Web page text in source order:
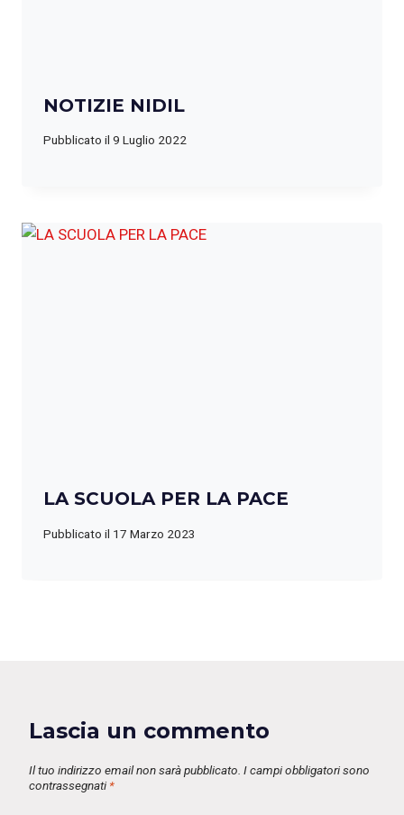
NOTIZIE NIDIL
Pubblicato il 9 Luglio 2022
LA SCUOLA PER LA PACE
Pubblicato il 17 Marzo 2023
Lascia un commento
Il tuo indirizzo email non sarà pubblicato. I campi obbligatori sono
contrassegnati *